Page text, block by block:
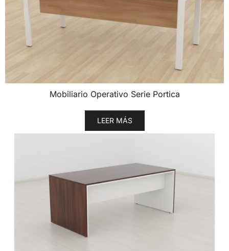
Mobiliario Operativo Serie Portica
LEER MÁS